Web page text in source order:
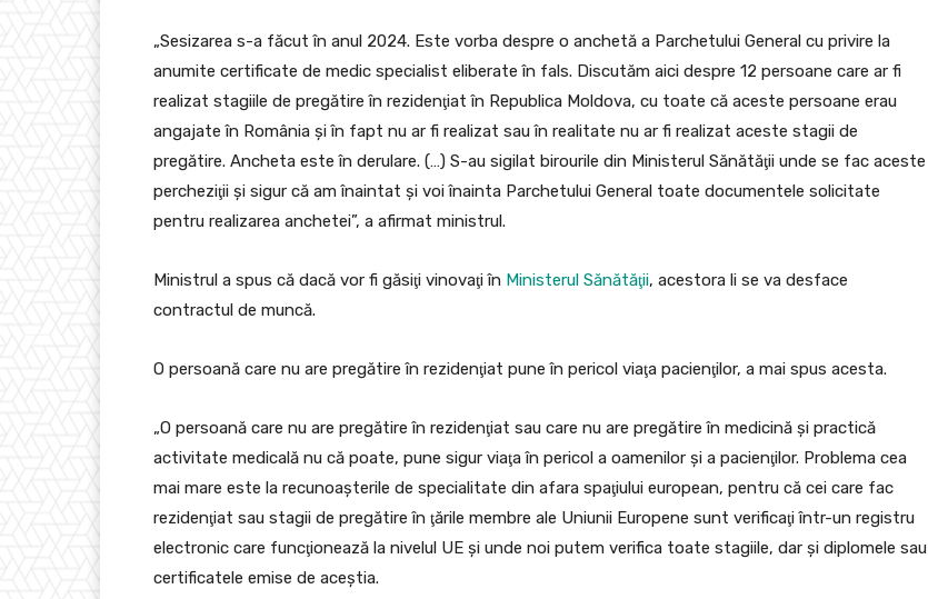
„Sesizarea s-a făcut în anul 2024. Este vorba despre o anchetă a Parchetului General cu privire la
anumite certificate de medic specialist eliberate în fals. Discutăm aici despre 12 persoane care ar fi
realizat stagiile de pregătire în rezidenţiat în Republica Moldova, cu toate că aceste persoane erau
angajate în România şi în fapt nu ar fi realizat sau în realitate nu ar fi realizat aceste stagii de
pregătire. Ancheta este în derulare. (…) S-au sigilat birourile din Ministerul Sănătăţii unde se fac aceste
percheziţii şi sigur că am înaintat şi voi înainta Parchetului General toate documentele solicitate
pentru realizarea anchetei”, a afirmat ministrul.
Ministrul a spus că dacă vor fi găsiţi vinovaţi în Ministerul Sănătăţii, acestora li se va desface
contractul de muncă.
O persoană care nu are pregătire în rezidenţiat pune în pericol viaţa pacienţilor, a mai spus acesta.
„O persoană care nu are pregătire în rezidenţiat sau care nu are pregătire în medicină şi practică
activitate medicală nu că poate, pune sigur viaţa în pericol a oamenilor şi a pacienţilor. Problema cea
mai mare este la recunoaşterile de specialitate din afara spaţiului european, pentru că cei care fac
rezidenţiat sau stagii de pregătire în ţările membre ale Uniunii Europene sunt verificaţi într-un registru
electronic care funcţionează la nivelul UE şi unde noi putem verifica toate stagiile, dar şi diplomele sau
certificatele emise de aceştia.